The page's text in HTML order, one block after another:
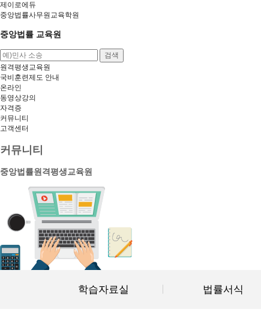
제이로에듀
중앙법률사무원교육학원
중앙법률 교육원
검색
원격평생교육원
국비훈련제도 안내
온라인
동영상강의
자격증
커뮤니티
고객센터
커뮤니티
중앙법률원격평생교육원
학습자료실 법률서식